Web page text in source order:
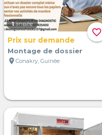
favorite_border
1 année
Prix sur demande
Montage de dossier
location_on Conakry, Guinée